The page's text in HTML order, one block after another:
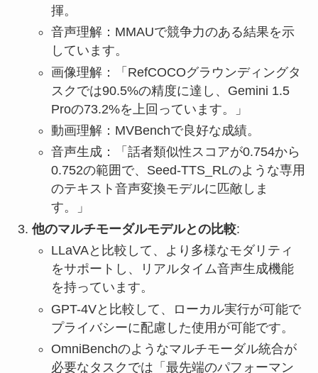
揮。
音声理解：MMAUで競争力のある結果を示
しています。
画像理解：「RefCOCOグラウンディングタ
スクでは90.5%の精度に達し、Gemini 1.5
Proの73.2%を上回っています。」
動画理解：MVBenchで良好な成績。
音声生成：「話者類似性スコアが0.754から
0.752の範囲で、Seed-TTS_RLのような専用
のテキスト音声変換モデルに匹敵しま
す。」
他のマルチモーダルモデルとの比較:
LLaVAと比較して、より多様なモダリティ
をサポートし、リアルタイム音声生成機能
を持っています。
GPT-4Vと比較して、ローカル実行が可能で
プライバシーに配慮した使用が可能です。
OmniBenchのようなマルチモーダル統合が
必要なタスクでは「最先端のパフォーマン